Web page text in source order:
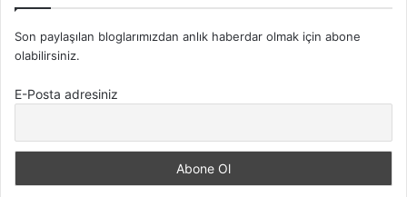
Son paylaşılan bloglarımızdan anlık haberdar olmak için abone
olabilirsiniz.
E-Posta adresiniz